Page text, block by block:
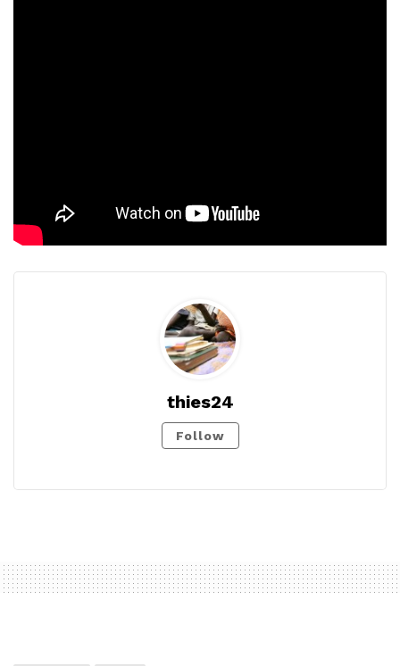
thies24
Follow